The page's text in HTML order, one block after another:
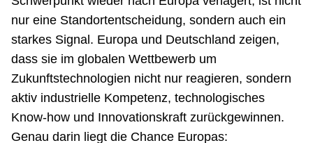
nur eine Standortentscheidung, sondern auch ein
starkes Signal. Europa und Deutschland zeigen,
dass sie im globalen Wettbewerb um
Zukunftstechnologien nicht nur reagieren, sondern
aktiv industrielle Kompetenz, technologisches
Know-how und Innovationskraft zurückgewinnen.
Genau darin liegt die Chance Europas: